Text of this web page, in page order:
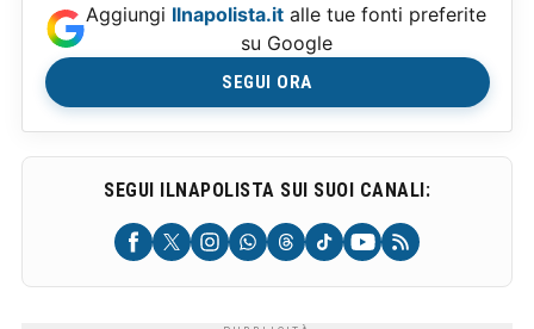
Aggiungi Ilnapolista.it alle tue fonti preferite
su Google
SEGUI ORA
SEGUI ILNAPOLISTA SUI SUOI CANALI: